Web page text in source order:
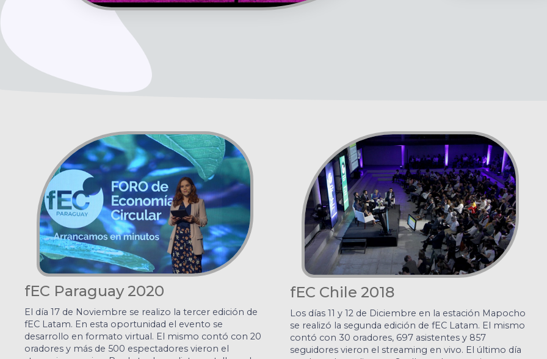
fEC Paraguay 2020
El día 17 de Noviembre se realizo la tercer edición de
fEC Latam. En esta oportunidad el evento se
desarrollo en formato virtual. El mismo contó con 20
oradores y más de 500 espectadores vieron el
fEC Chile 2018
Los días 11 y 12 de Diciembre en la estación Mapocho
se realizó la segunda edición de fEC Latam. El mismo
contó con 30 oradores, 697 asistentes y 857
seguidores vieron el streaming en vivo. El último día